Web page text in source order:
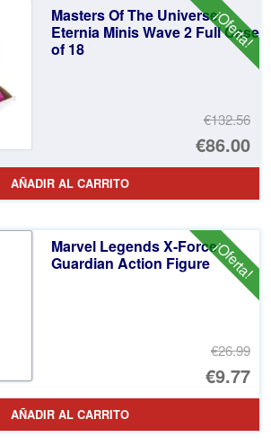
¡Oferta!
Masters Of The Universe
Eternia Minis Wave 2 Full Case
of 18
€132.56
El
€86.00
El
AÑADIR AL CARRITO
¡Oferta!
Marvel Legends X-Force
Guardian Action Figure
€26.99
El
€9.77
El
AÑADIR AL CARRITO